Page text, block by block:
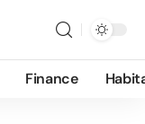
Finance